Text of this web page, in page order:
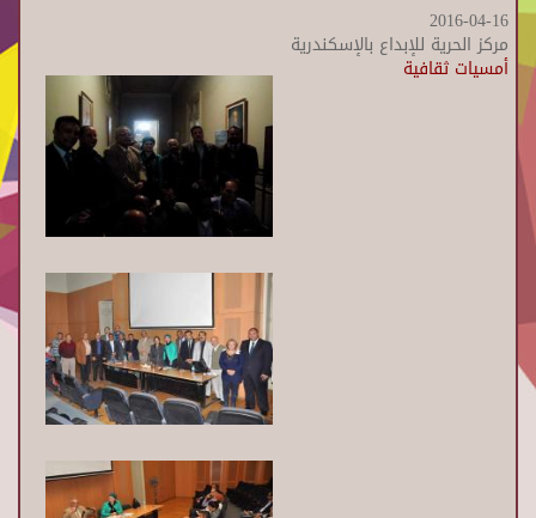
2016-04-16
مركز الحرية للإبداع بالإسكندرية
أمسيات ثقافية